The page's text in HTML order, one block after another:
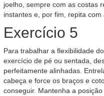
joelho, sempre com as costas
instantes e, por fim, repita com
Exercício 5
Para trabalhar a flexibilidade
exercício de pé ou sentada,
perfeitamente alinhadas.
cabeça e force os braços e
conseguir. Mantenha a